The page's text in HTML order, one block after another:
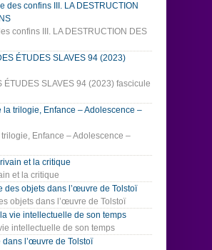
confins III. LA DESTRUCTION DES
ÉTUDES SLAVES 94 (2023) fascicule
Enfance – Adolescence –
et la critique
objets dans l’œuvre de Tolstoï
intellectuelle de son temps